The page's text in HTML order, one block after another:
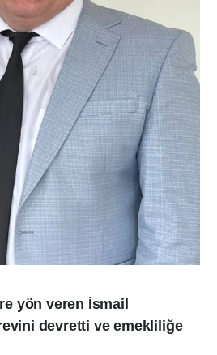
yön veren İsmail
devretti ve emekliliğe